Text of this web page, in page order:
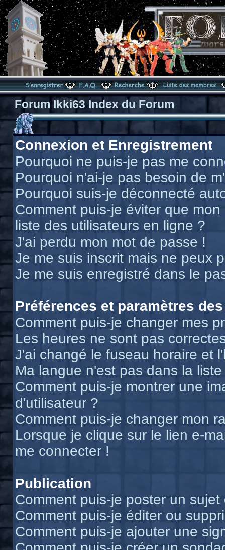
Forum Ikki63 Index du Forum
Connexion et Enregistrement
Pourquoi ne puis-je pas me
Pourquoi n'ai-je pas besoin de
Pourquoi suis-je déconnecté
Comment puis-je éviter que
liste des utilisateurs en ligne ?
J'ai perdu mon mot de passe !
Je me suis inscrit mais ne peux
Je me suis enregistré dans le
Préférences et paramètres
Comment puis-je changer mes
Les heures ne sont pas
J'ai changé le fuseau horaire et
Ma langue n'est pas dans la liste
Comment puis-je montrer une
d'utilisateur ?
Comment puis-je changer mon
Lorsque je clique sur le lien e-
me connecter !
Publication
Comment puis-je poster un
Comment puis-je éditer ou
Comment puis-je ajouter une